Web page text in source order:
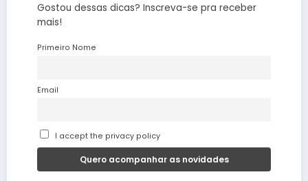
Gostou dessas dicas? Inscreva-se pra receber
mais!
Primeiro Nome
Email
I accept the privacy policy